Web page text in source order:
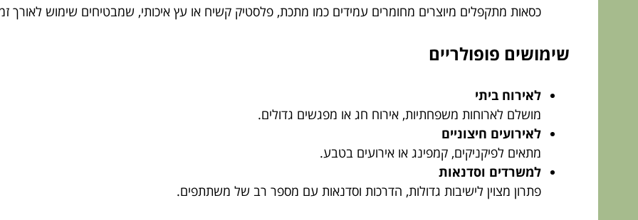
כסאות מתקפלים מיוצרים מחומרים עמידים כמו מתכת, פלסטיק קשיח או עץ איכותי, שמבטיחים שימוש לאורך
שימושים פופולריים
לאירוח ביתי
מושלם לארוחות משפחתיות, אירוח חג או מפגשים גדולים.
לאירועים חיצוניים
מתאים לפיקניקים, קמפינג או אירועים בטבע.
למשרדים וסדנאות
פתרון מצוין לישיבות גדולות, הדרכות וסדנאות עם מספר רב של משתתפים.